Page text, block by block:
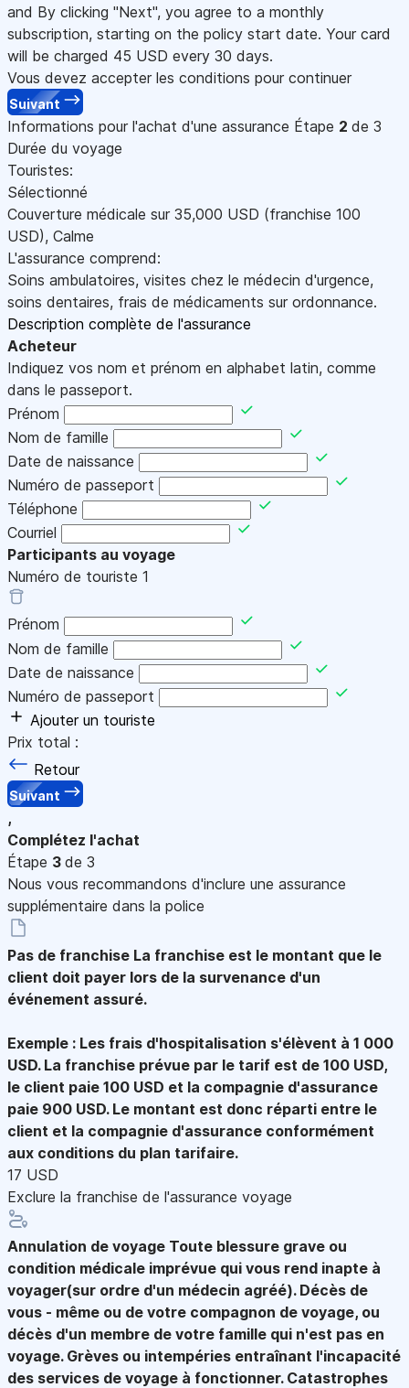
and By clicking "Next", you agree to a monthly
subscription, starting on the policy start date. Your card
will be charged 45 USD every 30 days.
Vous devez accepter les conditions pour continuer
Suivant
Informations pour l'achat d'une assurance Étape 2 de 3
Durée du voyage
Touristes:
Sélectionné
Couverture médicale sur 35,000 USD (franchise 100
USD), Calme
L'assurance comprend:
Soins ambulatoires, visites chez le médecin d'urgence,
soins dentaires, frais de médicaments sur ordonnance.
Description complète de l'assurance
Acheteur
Indiquez vos nom et prénom en alphabet latin, comme
dans le passeport.
Prénom
Nom de famille
Date de naissance
Numéro de passeport
Téléphone
Courriel
Participants au voyage
Numéro de touriste 1
Prénom
Nom de famille
Date de naissance
Numéro de passeport
Ajouter un touriste
Prix total :
Retour
Suivant
,
Complétez l'achat
Étape 3 de 3
Nous vous recommandons d'inclure une assurance
supplémentaire dans la police
Pas de franchise La franchise est le montant que le
client doit payer lors de la survenance d'un
événement assuré.
Exemple : Les frais d'hospitalisation s'élèvent à 1 000
USD. La franchise prévue par le tarif est de 100 USD,
le client paie 100 USD et la compagnie d'assurance
paie 900 USD. Le montant est donc réparti entre le
client et la compagnie d'assurance conformément
aux conditions du plan tarifaire.
17 USD
Exclure la franchise de l'assurance voyage
Annulation de voyage Toute blessure grave ou
condition médicale imprévue qui vous rend inapte à
voyager(sur ordre d'un médecin agréé). Décès de
vous - même ou de votre compagnon de voyage, ou
décès d'un membre de votre famille qui n'est pas en
voyage. Grèves ou intempéries entraînant l'incapacité
des services de voyage à fonctionner. Catastrophes